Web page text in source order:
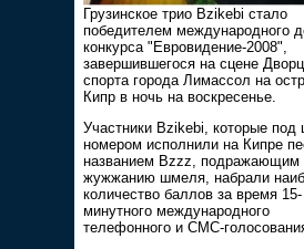
Грузинское трио Bzikebi стало
победителем международного
конкурса "Евровидение-2008",
завершившегося на сцене
спорта города Лимассол на
Кипр в ночь на воскресенье.
Участники Bzikebi, которые
номером исполнили на Кипре
названием Bzzz, подражающим
жужжанию шмеля, набрали
количество баллов за время 15-
минутного международного
телефонного и СМС-